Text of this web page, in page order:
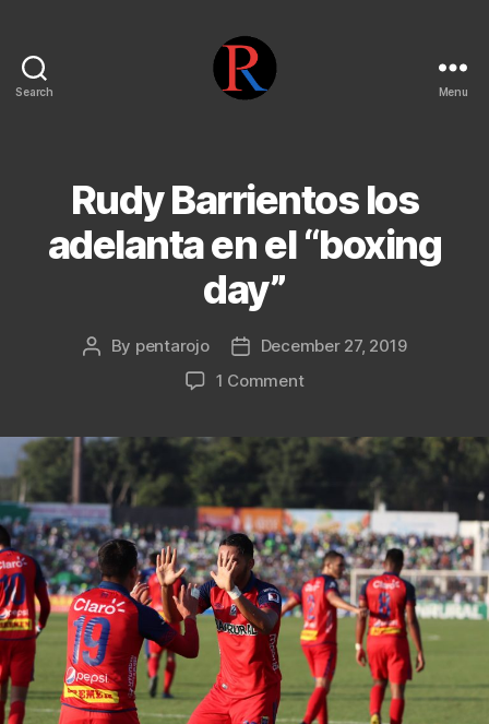
Search Menu
Rudy Barrientos los
adelanta en el “boxing
day”
Post
By pentarojo
PostDecember 27, 2019
1 Commenton
los
en
el
“boxing
day”